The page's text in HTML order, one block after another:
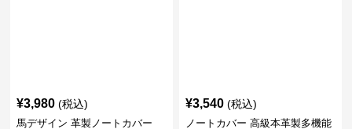
¥3,980 (税込)
馬デザイン 革製ノートカバー
¥3,540 (税込)
ノートカバー 高級本革製多機能